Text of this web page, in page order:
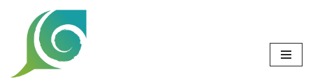
Zum
springen